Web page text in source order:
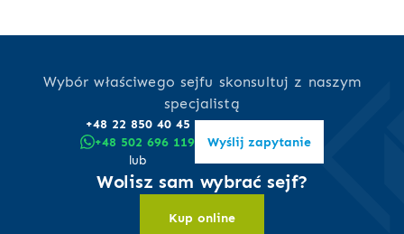
Wybór właściwego sejfu skonsultuj z naszym
specjalistą
+48 22 850 40 45
+48 502 696 119
lub
Wyślij zapytanie
Wolisz sam wybrać sejf?
Kup online